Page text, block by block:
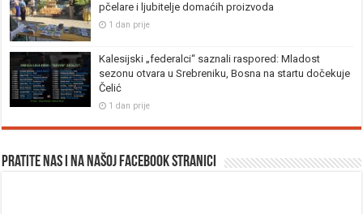
pčelare i ljubitelje domaćih proizvoda
1 dan prije
Kalesijski „federalci“ saznali raspored: Mladost
sezonu otvara u Srebreniku, Bosna na startu dočekuje
Čelić
1 dan prije
Pratite nas i na našoj facebook stranici